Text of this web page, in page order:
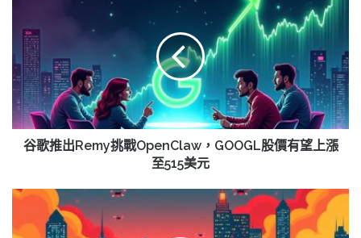
Remy
挑
戰
OpenClaw，
GOOGL
望
漲
谷歌推出Remy挑戰OpenClaw，GOOGL股價有望上漲
至515美元
2026
DeFi